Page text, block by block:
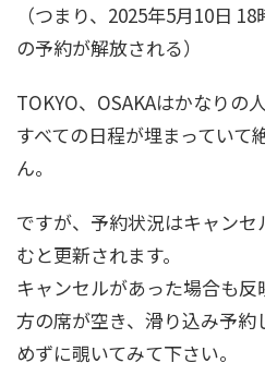
（つまり、2025年5月10日
の予約が解放される）
TOKYO、OSAKAはかなりの
すべての日程が埋まっていて
ん。
ですが、予約状況はキャン
むと更新されます。
キャンセルがあった場合も
方の席が空き、滑り込み予
めずに覗いてみて下さい。